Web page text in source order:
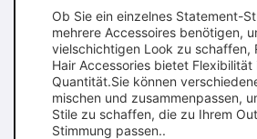
Ob Sie ein einzelnes Statement-
mehrere Accessoires benötigen,
vielschichtigen Look zu schaffen,
Hair Accessories bietet
Quantität.Sie können
mischen und zusammenpassen,
Stile zu schaffen, die zu Ihrem
Stimmung passen..